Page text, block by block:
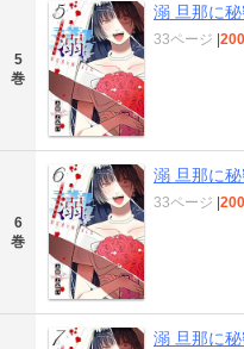
5
巻
溺 旦那に
33ページ |
6
巻
溺 旦那に
33ページ |
溺 旦那に